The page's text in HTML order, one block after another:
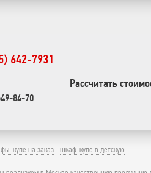
642-7931
84-70
Рассчитать
купе на заказ шкаф-купе в детскую